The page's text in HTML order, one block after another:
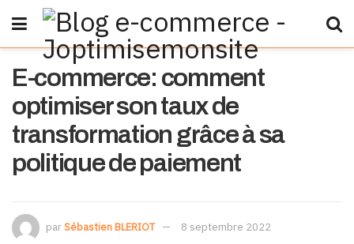
E-commerce: comment
optimiser son taux de
transformation grâce à sa
politique de paiement
parSébastien BLERIOT
8 septembre 2022